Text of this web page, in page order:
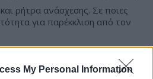
My Personal Information
ρήτρα ανάσχεσης. Σε ποιες
για παρέκκλιση από τον
Βγενής